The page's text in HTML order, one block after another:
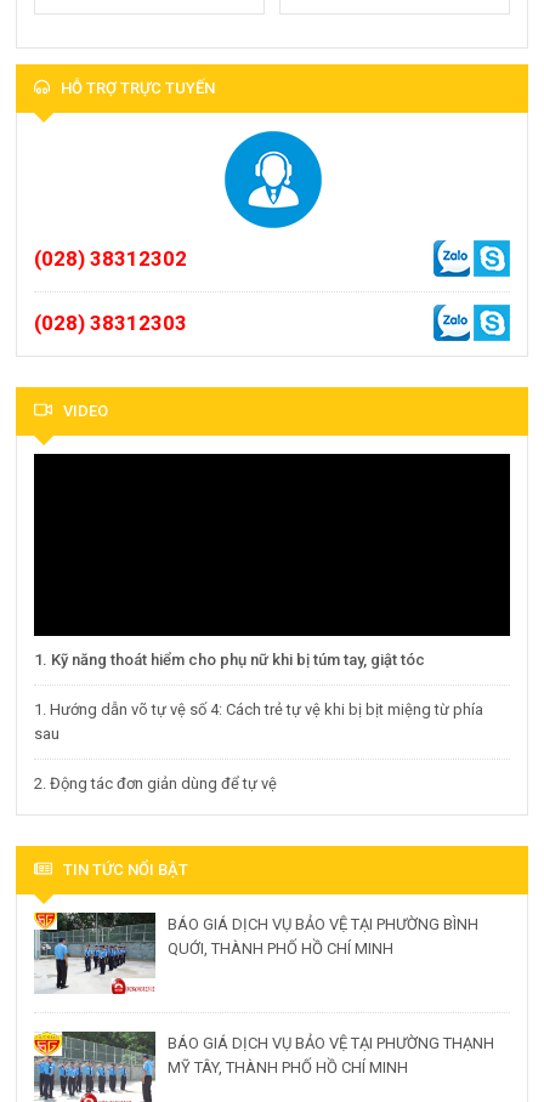
HỖ TRỢ TRỰC TUYẾN
(028) 38312302
(028) 38312303
VIDEO
1. Kỹ năng thoát hiểm cho phụ nữ khi bị túm tay, giật tóc
1. Hướng dẫn võ tự vệ số 4: Cách trẻ tự vệ khi bị bịt miệng từ phía
sau
2. Động tác đơn giản dùng để tự vệ
TIN TỨC NỔI BẬT
BÁO GIÁ DỊCH VỤ BẢO VỆ TẠI PHƯỜNG BÌNH
QUỚI, THÀNH PHỐ HỒ CHÍ MINH
BÁO GIÁ DỊCH VỤ BẢO VỆ TẠI PHƯỜNG THẠNH
MỸ TÂY, THÀNH PHỐ HỒ CHÍ MINH